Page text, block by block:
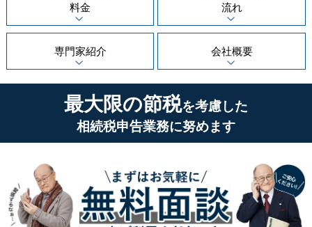
料金
流れ
専門家紹介 会社概要
最大限の節税を考慮した
相続税申告業務に努めます